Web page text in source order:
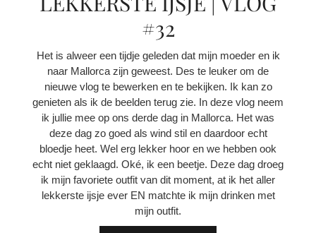
#32
Het is alweer een tijdje geleden dat mijn moeder en ik
naar Mallorca zijn geweest. Des te leuker om de
nieuwe vlog te bewerken en te bekijken. Ik kan zo
genieten als ik de beelden terug zie. In deze vlog neem
ik jullie mee op ons derde dag in Mallorca. Het was
deze dag zo goed als wind stil en daardoor echt
bloedje heet. Wel erg lekker hoor en we hebben ook
echt niet geklaagd. Oké, ik een beetje. Deze dag droeg
ik mijn favoriete outfit van dit moment, at ik het aller
lekkerste ijsje ever EN matchte ik mijn drinken met
mijn outfit.